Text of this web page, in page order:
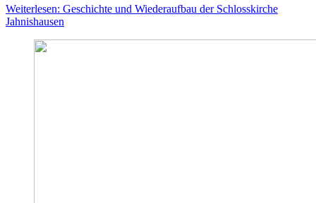
Weiterlesen: Geschichte und Wiederaufbau der Schlosskirche
Jahnishausen